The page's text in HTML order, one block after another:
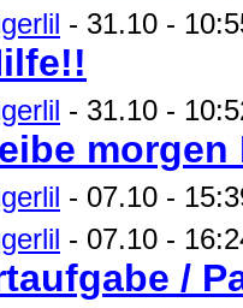
- 31.10 -
- 31.10 -
- 07.10 -
- 07.10 -
/